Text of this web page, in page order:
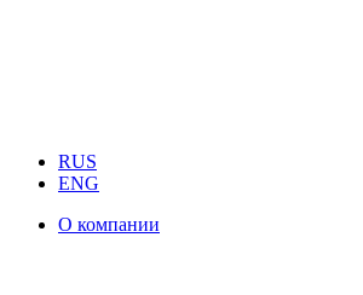
RUS
ENG
О компании